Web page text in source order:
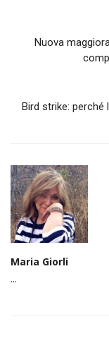
Nuova
Bird strike:
Maria Giorli
...